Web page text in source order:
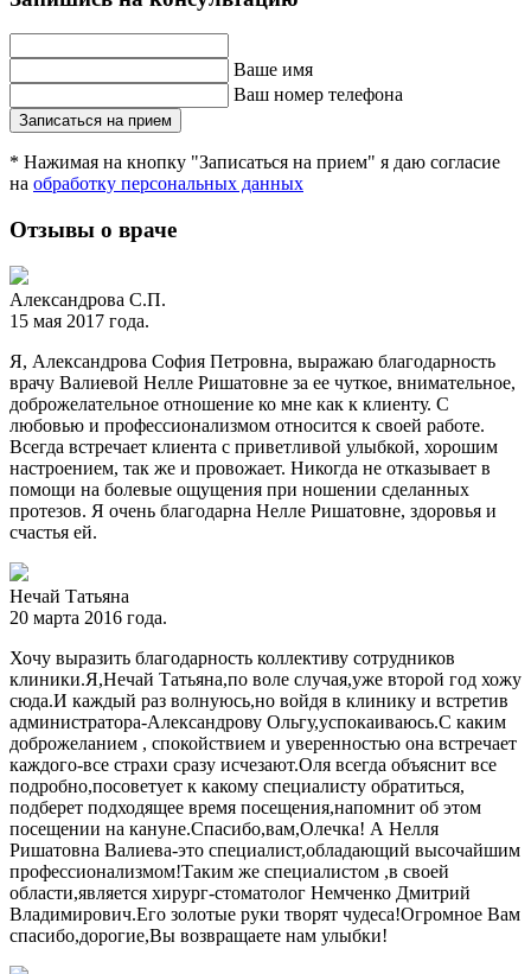
Ваше имя
Ваш номер телефона
Записаться на прием
* Нажимая на кнопку "Записаться на прием" я даю согласие
на обработку персональных данных
Отзывы о враче
Александрова С.П.
15 мая 2017 года.
Я, Александрова София Петровна, выражаю благодарность
врачу Валиевой Нелле Ришатовне за ее чуткое, внимательное,
доброжелательное отношение ко мне как к клиенту. С
любовью и профессионализмом относится к своей работе.
Всегда встречает клиента с приветливой улыбкой, хорошим
настроением, так же и провожает. Никогда не отказывает в
помощи на болевые ощущения при ношении сделанных
протезов. Я очень благодарна Нелле Ришатовне, здоровья и
счастья ей.
Нечай Татьяна
20 марта 2016 года.
Хочу выразить благодарность коллективу сотрудников
клиники.Я,Нечай Татьяна,по воле случая,уже второй год хожу
сюда.И каждый раз волнуюсь,но войдя в клинику и встретив
администратора-Александрову Ольгу,успокаиваюсь.С каким
доброжеланием , спокойствием и уверенностью она встречает
каждого-все страхи сразу исчезают.Оля всегда объяснит все
подробно,посоветует к какому специалисту обратиться,
подберет подходящее время посещения,напомнит об этом
посещении на кануне.Спасибо,вам,Олечка! А Нелля
Ришатовна Валиева-это специалист,обладающий высочайшим
профессионализмом!Таким же специалистом ,в своей
области,является хирург-стоматолог Немченко Дмитрий
Владимирович.Его золотые руки творят чудеса!Огромное Вам
спасибо,дорогие,Вы возвращаете нам улыбки!